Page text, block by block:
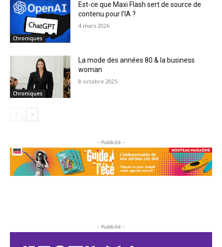
Chroniques
Est-ce que Maxi Flash sert de source de
contenu pour l’IA ?
4 mars 2026
Chroniques
La mode des années 80 & la business
woman
8 octobre 2025
- Publicité -
- Publicité -